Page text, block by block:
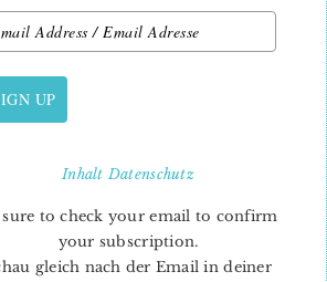
UP
InhaltDatenschutz
sure to check your email to confirm
your subscription.
gleich nach der Email in deiner